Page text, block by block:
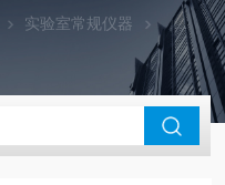
实验室常规仪器 德国KNF